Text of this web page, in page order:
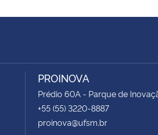
PROINOVA
Prédio 60A - Parque de
+55 (55) 3220-8887
proinova@ufsm.br